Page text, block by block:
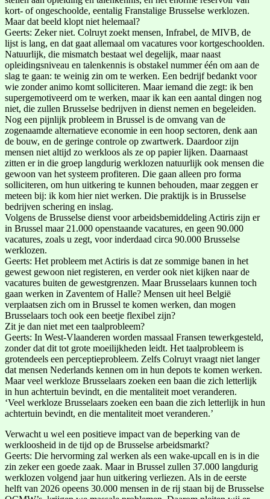
kort- of ongeschoolde, eentalig Franstalige Brusselse werklozen.
Maar dat beeld klopt niet helemaal?
Geerts: Zeker niet. Colruyt zoekt mensen, Infrabel, de MIVB, de
lijst is lang, en dat gaat allemaal om vacatures voor kortgeschoolden.
Natuurlijk, die mismatch bestaat wel degelijk, maar naast
opleidingsniveau en talenkennis is obstakel nummer één om aan de
slag te gaan: te weinig zin om te werken. Een bedrijf bedankt voor
wie zonder animo komt solliciteren. Maar iemand die zegt: ik ben
supergemotiveerd om te werken, maar ik kan een aantal dingen nog
niet, die zullen Brusselse bedrijven in dienst nemen en begeleiden.
Nog een pijnlijk probleem in Brussel is de omvang van de
zogenaamde alternatieve economie in een hoop sectoren, denk aan
de bouw, en de geringe controle op zwartwerk. Daardoor zijn
mensen niet altijd zo werkloos als ze op papier lijken. Daarnaast
zitten er in die groep langdurig werklozen natuurlijk ook mensen die
gewoon van het systeem profiteren. Die gaan alleen pro forma
solliciteren, om hun uitkering te kunnen behouden, maar zeggen er
meteen bij: ik kom hier niet werken. Die praktijk is in Brusselse
bedrijven schering en inslag.
Volgens de Brusselse dienst voor arbeidsbemiddeling Actiris zijn er
in Brussel maar 21.000 openstaande vacatures, en geen 90.000
vacatures, zoals u zegt, voor inderdaad circa 90.000 Brusselse
werklozen.
Geerts: Het probleem met Actiris is dat ze sommige banen in het
gewest gewoon niet registeren, en verder ook niet kijken naar de
vacatures buiten de gewestgrenzen. Maar Brusselaars kunnen toch
gaan werken in Zaventem of Halle? Mensen uit heel België
verplaatsen zich om in Brussel te komen werken, dan mogen
Brusselaars toch ook een beetje flexibel zijn?
Zit je dan niet met een taalprobleem?
Geerts: In West-Vlaanderen worden massaal Fransen tewerkgesteld,
zonder dat dit tot grote moeilijkheden leidt. Het taalprobleem is
grotendeels een perceptieprobleem. Zelfs Colruyt vraagt niet langer
dat mensen Nederlands kennen om in hun depots te komen werken.
Maar veel werkloze Brusselaars zoeken een baan die zich letterlijk
in hun achtertuin bevindt, en die mentaliteit moet veranderen.
‘Veel werkloze Brusselaars zoeken een baan die zich letterlijk in hun
achtertuin bevindt, en die mentaliteit moet veranderen.’
Verwacht u wel een positieve impact van de beperking van de
werkloosheid in de tijd op de Brusselse arbeidsmarkt?
Geerts: Die hervorming zal werken als een wake-upcall en is in die
zin zeker een goede zaak. Maar in Brussel zullen 37.000 langdurig
werklozen volgend jaar hun uitkering verliezen. Als in de eerste
helft van 2026 opeens 30.000 mensen in de rij staan bij de Brusselse